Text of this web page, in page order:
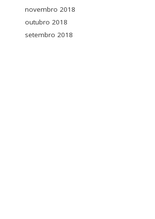
novembro 2018
outubro 2018
setembro 2018